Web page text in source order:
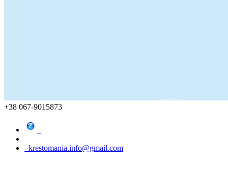
+38 067-9015873
krestomania.info@gmail.com